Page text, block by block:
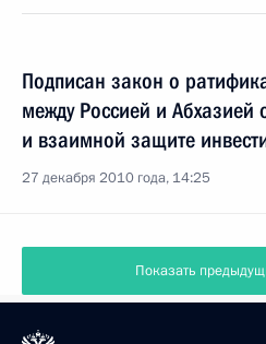
Подписан закон о
между Россией и
и взаимной защите
27 декабря 2010 года, 14:25
Показать